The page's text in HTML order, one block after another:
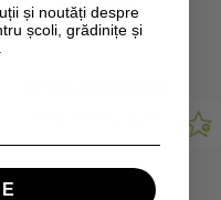
și noutăți despre
școli, grădinițe și